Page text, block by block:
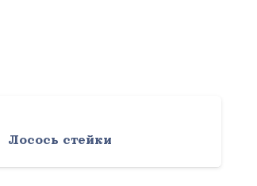
Лосось стейки